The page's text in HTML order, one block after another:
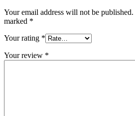
Your email address will not be published.
marked *
Your rating *
Your review *